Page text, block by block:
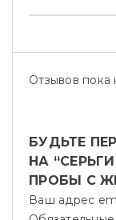
Отзывов пока
БУДЬТЕ
НА
ПРОБЫ С
Ваш адрес